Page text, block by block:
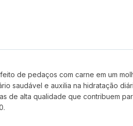
de pedaços com carne em um
saudável e auxilia na hidratação
de alta qualidade que contribuem